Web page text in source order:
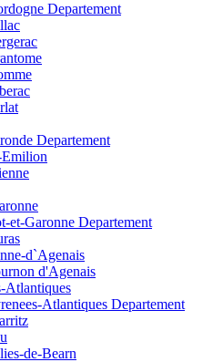
Departement
Departement
Emilion
et-Garonne Departement
d`Agenais
d'Agenais
Atlantiques
Atlantiques Departement
de-Bearn